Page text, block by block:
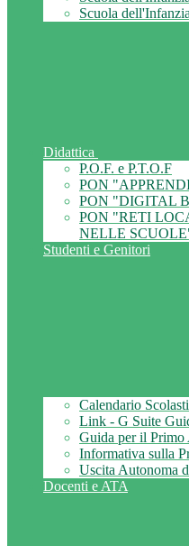
Scuola
Didattica
P.O.F. e P.T.O.F
PON
PON "DIGITAL
PON "RETI
NELLE
Studenti e Genitori
Calendario
Link - G Suite
Guida per il Primo
Informativa sulla
Uscita Autonoma
Docenti e ATA